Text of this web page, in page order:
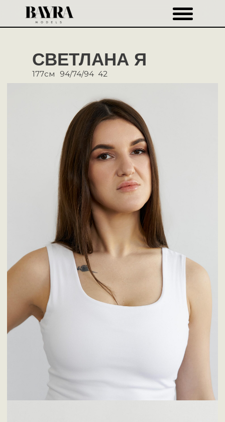
Бедра
177см
94см
74см
94см
42
СВЕТЛАНА Я
177см 94/74/94 42